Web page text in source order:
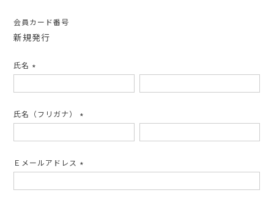
会員カード番号
新規発行
氏名
須)
氏名（フリガナ）
須)
Ｅメールアドレス
須)